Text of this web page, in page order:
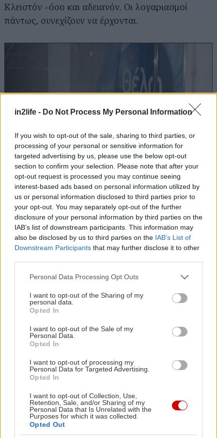
in2life - Do Not Process My Personal Information
If you wish to opt-out of the sale, sharing to third parties, or
processing of your personal or sensitive information for
targeted advertising by us, please use the below opt-out
section to confirm your selection. Please note that after your
opt-out request is processed you may continue seeing
interest-based ads based on personal information utilized by
us or personal information disclosed to third parties prior to
your opt-out. You may separately opt-out of the further
disclosure of your personal information by third parties on the
IAB’s list of downstream participants. This information may
also be disclosed by us to third parties on the IAB’s List of
Downstream Participants that may further disclose it to other
Please note that this website/app uses one or more Google
not limited to your visit or usage behaviour. You may click to
grant or deny consent to Google and its third-party tags to
use your data for below specified purposes in below Google
consent section.
Personal Data Processing Opt Outs
I want to opt-out of the Sharing of my
personal data.
Opted In
I want to opt-out of the Sale of my
Personal Data.
Opted In
I want to opt-out of processing my
Personal Data for Targeted Advertising.
Opted In
I want to opt-out of Collection, Use,
Retention, Sale, and/or Sharing of my
Personal Data that Is Unrelated with the
Purposes for which it was collected.
Opted Out
Κλειστόν –όσο και αδειανόν. Οι λογαριασμοί
πάντως, συνεχίζουν να έρχονται.
Όλοι θέλαμε… Αλλά η κοπέλα της διαφήμισης –
και μαζί μεγάλο κομμάτι της ελληνικής αγοράς-
έμεινε με το «θέλω» της παραμάσχαλα.
Το ρολόι σταμάτησε κάπου στο 2010. Η κολεξιόν
Άνοιξη-Καλοκαίρι εκείνης της χρονιάς δεν πήγε
όσο καλά θα περίμεναν οι καταστηματάρχες. Γι’